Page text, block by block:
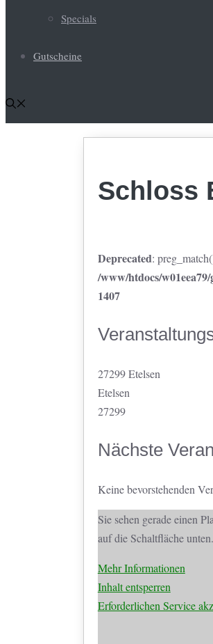
Specials
Gutscheine
Schloss
Deprecated:
/www/htdocs/
1407
27299 Etelsen
Etelsen
27299
Nächste
Keine bevorstehenden
Sie sehen gerade einen
auf die Schaltfläche
Mehr Informationen
Inhalt entsperren
Erforderlichen Service